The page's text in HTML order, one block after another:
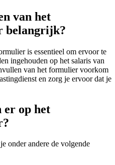
van het
belangrijk?
is essentieel om ervoor te
ingehouden op het salaris van
van het formulier voorkom
en zorg je ervoor dat je
er op het
onder andere de volgende